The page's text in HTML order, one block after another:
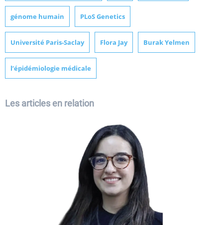
génome humain PLoS Genetics
Université Paris-Saclay Flora Jay Burak Yelmen
l’épidémiologie médicale
Les articles en relation